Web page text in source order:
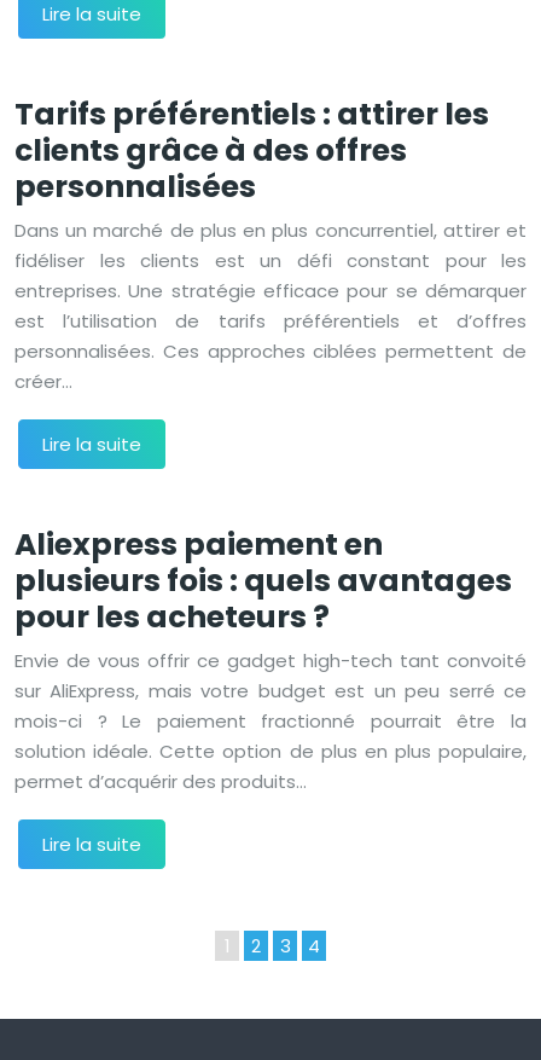
Lire la suite
Tarifs préférentiels : attirer les
clients grâce à des offres
personnalisées
Dans un marché de plus en plus concurrentiel, attirer et
fidéliser les clients est un défi constant pour les
entreprises. Une stratégie efficace pour se démarquer
est l’utilisation de tarifs préférentiels et d’offres
personnalisées. Ces approches ciblées permettent de
créer…
Lire la suite
Aliexpress paiement en
plusieurs fois : quels avantages
pour les acheteurs ?
Envie de vous offrir ce gadget high-tech tant convoité
sur AliExpress, mais votre budget est un peu serré ce
mois-ci ? Le paiement fractionné pourrait être la
solution idéale. Cette option de plus en plus populaire,
permet d’acquérir des produits…
Lire la suite
1 2 3 4